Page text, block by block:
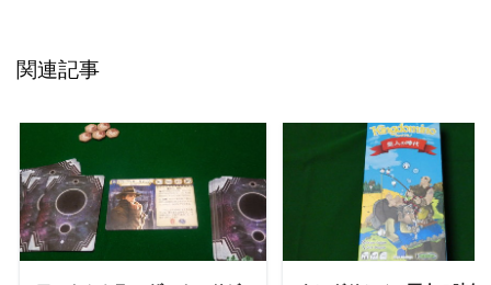
関連記事
READ MORE READ MORE